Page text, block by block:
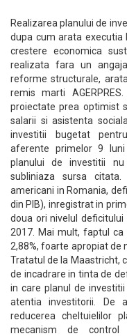
Realizarea planului de
dupa cum arata
crestere economica
realizata fara un
reforme structurale,
remis marti
proiectate prea optimist
salarii si asistenta
investitii bugetat
aferente primelor 9
planului de investitii
subliniaza sursa citata.
americani in Romania,
din PIB), inregistrat in
doua ori nivelul
2017. Mai mult, faptul
2,88%, foarte apropiat de
Tratatul de la Maastricht,
de incadrare in tinta de
in care planul de
atentia investitorii. De
reducerea cheltuielilor
mecanism de